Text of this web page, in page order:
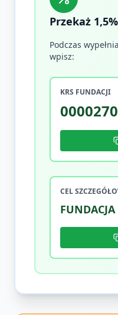
Przekaż
Podczas
wpisz:
KRS FUNDACJI
CEL